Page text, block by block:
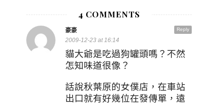
4 COMMENTS
Reply
豪豪
2009-12-23 at 16:14
貓大爺是吃過狗罐頭嗎？不然
怎知味道很像？
話說秋葉原的女僕店，在車站
出口就有好幾位在發傳單，遠